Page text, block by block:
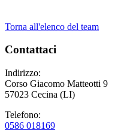
Torna all'elenco del team
Contattaci
Indirizzo:
Corso Giacomo Matteotti 9
57023 Cecina (LI)
Telefono:
0586 018169